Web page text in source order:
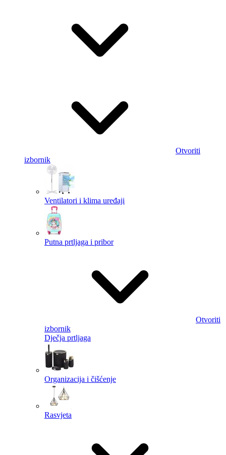
Otvoriti
izbornik
Ventilatori i klima uređaji
Putna prtljaga i pribor
Otvoriti
izbornik
Dječja prtljaga
Organizacija i čišćenje
Rasvjeta